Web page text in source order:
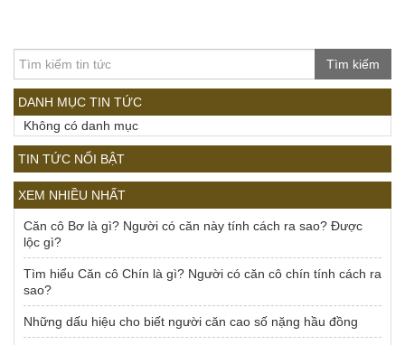
Tìm kiếm
DANH MỤC TIN TỨC
Không có danh mục
TIN TỨC NỔI BẬT
XEM NHIỀU NHẤT
Căn cô Bơ là gì? Người có căn này tính cách ra sao? Được
lộc gì?
Tìm hiểu Căn cô Chín là gì? Người có căn cô chín tính cách ra
sao?
Những dấu hiệu cho biết người căn cao số nặng hầu đồng